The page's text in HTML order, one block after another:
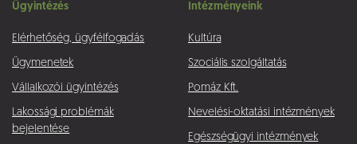
Ügyintézés
Elérhetőség, ügyfélfogadás
Ügymenetek
Vállalkozói ügyintézés
Lakossági problémák
bejelentése
Intézményeink
Kultúra
Szociális szolgáltatás
Pomáz Kft.
Nevelési-oktatási intézmények
Egészségügyi intézmények